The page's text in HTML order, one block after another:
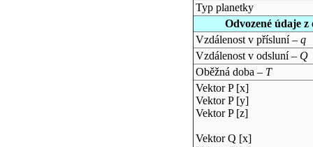
Typ planetky
Odvozené údaje
Vzdálenost v přísluní – q
Vzdálenost v odsluní – Q
Oběžná doba – T
Vektor P [x]
Vektor P [y]
Vektor P [z]
Vektor Q [x]